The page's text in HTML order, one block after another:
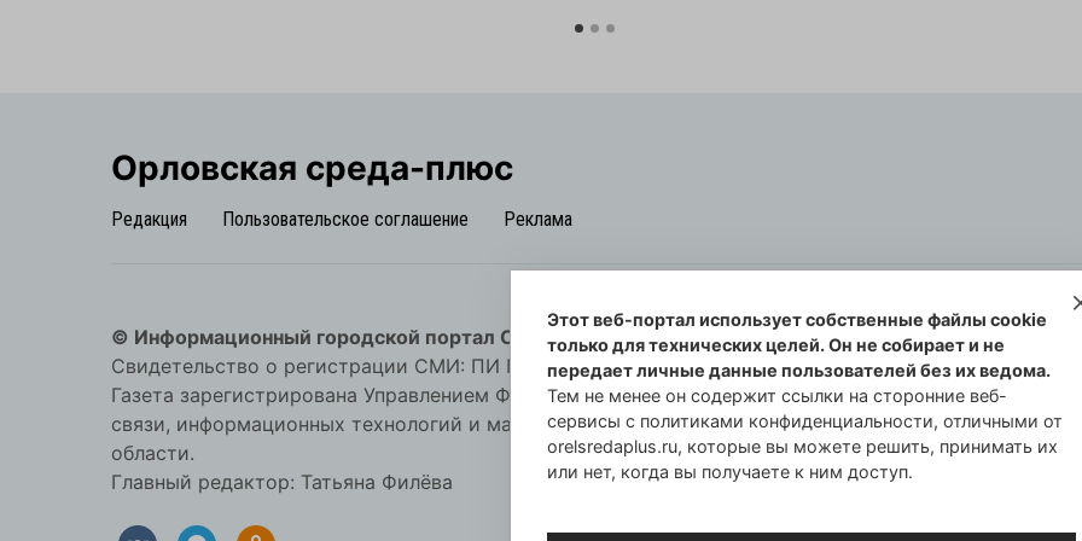
Орловская cреда-плюс
Редакция Пользовательское соглашение Реклама
© Информационный городской портал Орловская cреда-плюс, 2021-2026
Свидетельство о регистрации СМИ: ПИ №57-00254 от 29 октября 2013 г.
Газета зарегистрирована Управлением Федеральной службы по надзору в сфере
связи, информационных технологий и массовых коммуникаций по Орловской
области.
Главный редактор: Татьяна Филёва
Этот веб-портал использует собственные файлы cookie
только для технических целей. Он не собирает и не
передает личные данные пользователей без их ведома.
Тем не менее он содержит ссылки на сторонние веб-
сервисы с политиками конфиденциальности, отличными от
orelsredaplus.ru, которые вы можете решить, принимать их
или нет, когда вы получаете к ним доступ.